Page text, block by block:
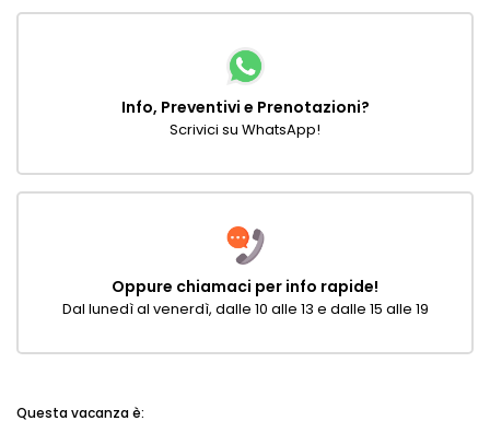
Info, Preventivi e Prenotazioni?
Scrivici su WhatsApp!
Oppure chiamaci per info rapide!
Dal lunedì al venerdì, dalle 10 alle 13 e dalle 15 alle 19
Questa vacanza è: